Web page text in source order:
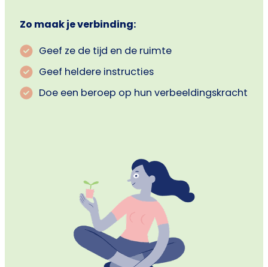
Zo maak je verbinding:
Geef ze de tijd en de ruimte
Geef heldere instructies
Doe een beroep op hun verbeeldingskracht